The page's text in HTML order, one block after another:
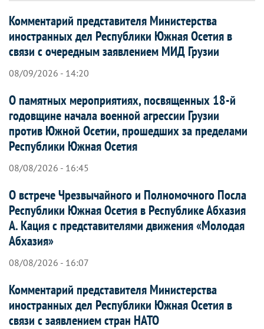
Комментарий представителя Министерства
иностранных дел Республики Южная Осетия в
связи с очередным заявлением МИД Грузии
08/09/2026 - 14:20
О памятных мероприятиях, посвященных 18-й
годовщине начала военной агрессии Грузии
против Южной Осетии, прошедших за пределами
Республики Южная Осетия
08/08/2026 - 16:45
О встрече Чрезвычайного и Полномочного Посла
Республики Южная Осетия в Республике Абхазия
А. Кация с представителями движения «Молодая
Абхазия»
08/08/2026 - 16:07
Комментарий представителя Министерства
иностранных дел Республики Южная Осетия в
связи с заявлением стран НАТО